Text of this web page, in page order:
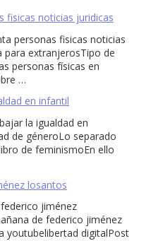
fisicas noticias juridicas
personas fisicas noticias
para extranjerosTipo de
personas físicas en
…
en infantil
la igualdad en
de géneroLo separado
de feminismoEn ello
losantos
jiménez
de federico jiménez
youtubelibertad digitalPost